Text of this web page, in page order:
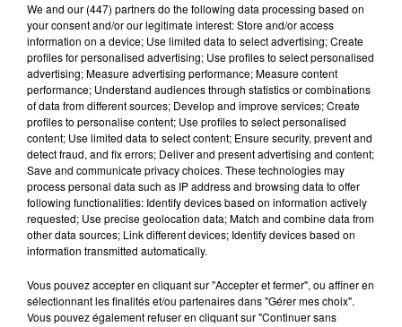
Lecture (4 min 26 sec)
100%
22 mars 2024 - 4 min 26 sec
We and our (447) partnersdo the following data processing based on
your consent and/or our legitimate interest: Store and/or access
information on a device; Use limited data to select advertising; Create
profiles for personalised advertising; Use profiles to select personalised
advertising; Measure advertising performance; Measure content
performance; Understand audiences through statistics or combinations
of data from different sources; Develop and improve services; Create
profiles to personalise content; Use profiles to select personalised
content; Use limited data to select content; Ensure security, prevent and
detect fraud, and fix errors; Deliver and present advertising and content;
Save and communicate privacy choices. These technologies may
process personal data such as IP address and browsing data to offer
following functionalities: Identify devices based on information actively
requested; Use precise geolocation data; Match and combine data from
other data sources; Link different devices; Identify devices based on
information transmitted automatically.
Vous pouvez accepter en cliquant sur "Accepter et fermer", ou affiner en
sélectionnant les finalités et/ou partenaires dans "Gérer mes choix".
Vous pouvez également refuser en cliquant sur "Continuer sans